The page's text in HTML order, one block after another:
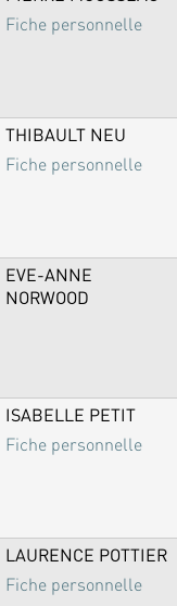
Fiche personnelle
THIBAULT NEU
Fiche personnelle
EVE-ANNE
NORWOOD
ISABELLE PETIT
Fiche personnelle
LAURENCE POTTIER
Fiche personnelle